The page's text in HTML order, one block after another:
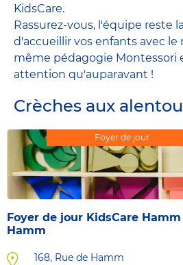
KidsCare.
Rassurez-vous, l'équipe reste
d'accueillir vos enfants avec le
même pédagogie Montessori
attention qu'auparavant !
Crèches aux
Foyer de jour
Foyer de jour KidsCare
Hamm
168, Rue de Hamm